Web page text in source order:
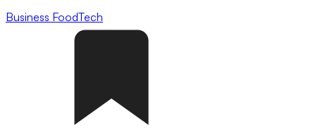
Business FoodTech